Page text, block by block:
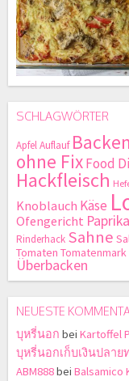
SCHLAGWÖRTER
ApfelAuflauf Backen
ohne FixFood
Hackfleisch
Knoblauch Käse
Ofengericht Paprika
Rinderhack Sahne
Tomaten Tomatenmark
Überbacken
NEUESTE
บุหรี่นอก bei Kartoffel
บุหรี่นอกเก็บเงินปลาย
ABM888bei Balsamico